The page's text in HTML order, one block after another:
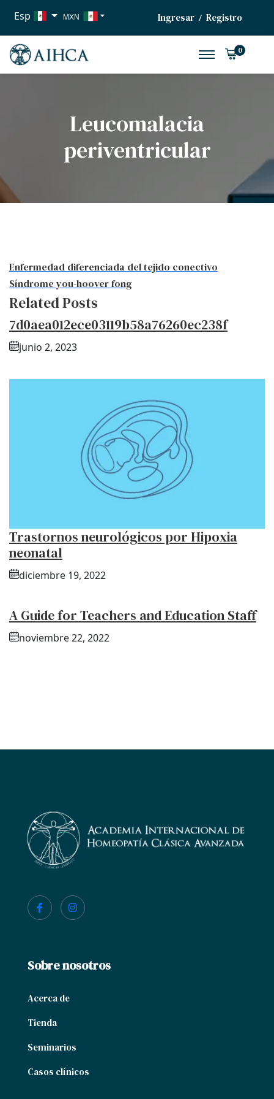
Esp MXN
EUR
Ingresar / Registro
0
Leucomalacia
periventricular
Enfermedad diferenciada del tejido conectivo
Síndrome you-hoover fong
Related Posts
7d0aea012ece03119b58a76260ec238f
junio 2, 2023
Trastornos neurológicos por Hipoxia
neonatal
diciembre 19, 2022
A Guide for Teachers and Education Staff
noviembre 22, 2022
Sobre nosotros
Acerca de
Tienda
Seminarios
Casos clínicos